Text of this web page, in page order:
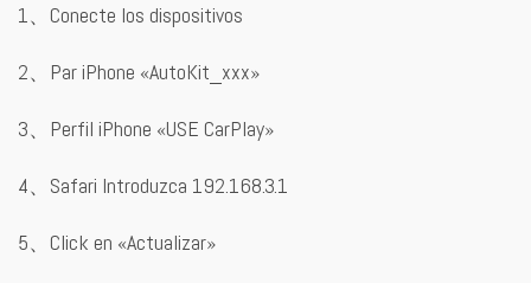
1、Conecte los dispositivos
2、Par iPhone «AutoKit_xxx»
3、Perfil iPhone «USE CarPlay»
4、Safari Introduzca 192.168.3.1
5、Click en «Actualizar»